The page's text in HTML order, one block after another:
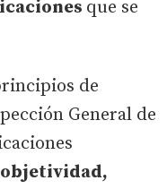
que se
de
General de